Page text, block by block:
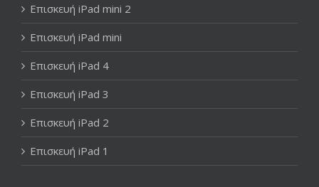
Επισκευή iPad mini 2
Επισκευή iPad mini
Επισκευή iPad 4
Επισκευή iPad 3
Επισκευή iPad 2
Επισκευή iPad 1